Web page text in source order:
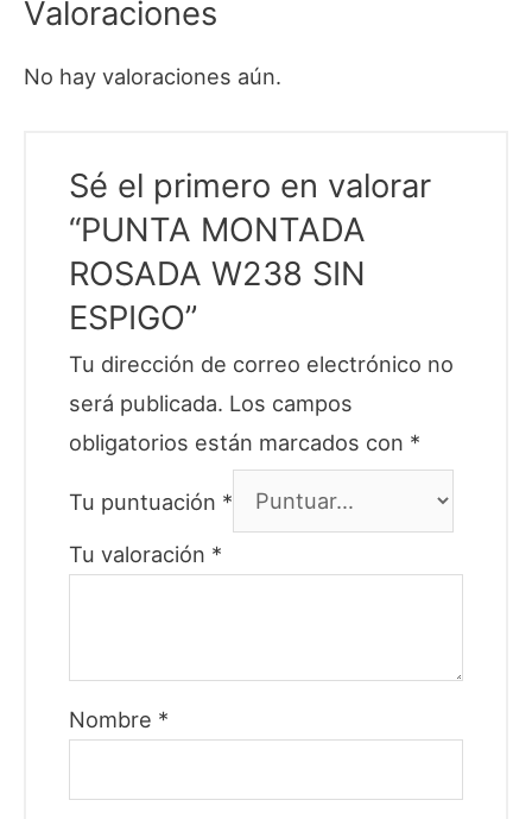
Valoraciones
No hay valoraciones aún.
Sé el primero en valorar
“PUNTA MONTADA
ROSADA W238 SIN
ESPIGO”
Tu dirección de correo electrónico no
será publicada. Los campos
obligatorios están marcados con *
Tu puntuación *
Tu valoración *
Nombre *